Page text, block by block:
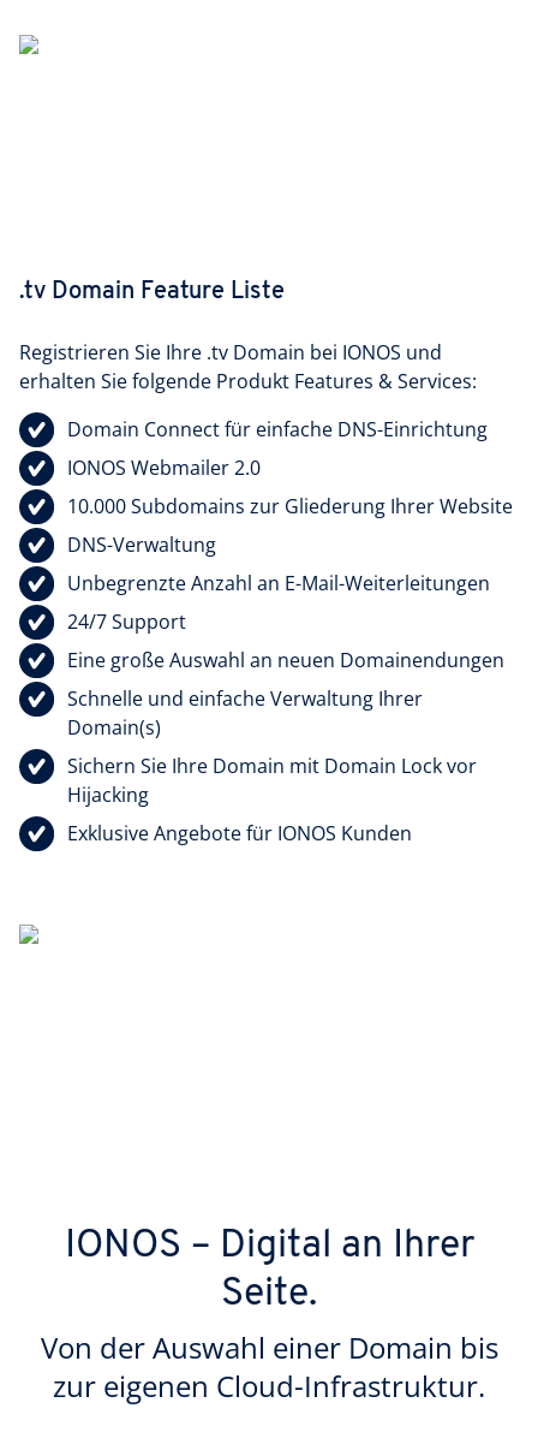
.tv Domain Feature Liste
Registrieren Sie Ihre .tv Domain bei IONOS und
erhalten Sie folgende Produkt Features & Services:
Domain Connect für einfache DNS-Einrichtung
IONOS Webmailer 2.0
10.000 Subdomains zur Gliederung Ihrer Website
DNS-Verwaltung
Unbegrenzte Anzahl an E-Mail-Weiterleitungen
24/7 Support
Eine große Auswahl an neuen Domainendungen
Schnelle und einfache Verwaltung Ihrer
Domain(s)
Sichern Sie Ihre Domain mit Domain Lock vor
Hijacking
Exklusive Angebote für IONOS Kunden
IONOS – Digital an Ihrer
Seite.
Von der Auswahl einer Domain bis
zur eigenen Cloud-Infrastruktur.